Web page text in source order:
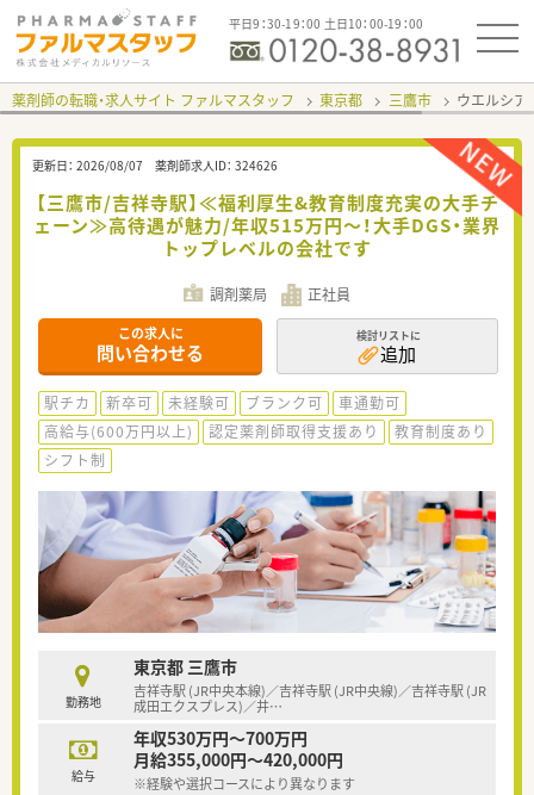
平日9：30-19：00 土日10：00-19：00
薬剤師の転職・求人サイト ファルマスタッフ 東京都 三鷹市 ウエルシア
更新日： 2026/08/07 薬剤師求人ID： 324626
【三鷹市/吉祥寺駅】≪福利厚生&教育制度充実の大手チ
ェーン≫高待遇が魅力/年収515万円～！大手DGS・業界
トップレベルの会社です
調剤薬局 正社員
この求人に
問い合わせる
検討リストに
追加
駅チカ 新卒可 未経験可 ブランク可
車通勤可
高給与(600万円以上)
認定薬剤師取得支援あり
教育制度あり
シフト制
勤務地
東京都 三鷹市
吉祥寺駅 (JR中央本線)／吉祥寺駅 (JR中央線)／吉祥寺駅 (JR
成田エクスプレス)／井…
給与
年収530万円～700万円
月給355,000円～420,000円
※経験や選択コースにより異なります